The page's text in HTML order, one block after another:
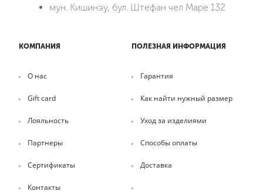
мун. Кишинэу, бул. Штефан чел Маре 132
КОМПАНИЯ
О нас
Gift card
Лояльность
Партнеры
Сертификаты
Контакты
ПОЛЕЗНАЯ ИНФОРМАЦИЯ
Гарантия
Как найти нужный размер
Уход за изделиями
Способы оплаты
Доставка